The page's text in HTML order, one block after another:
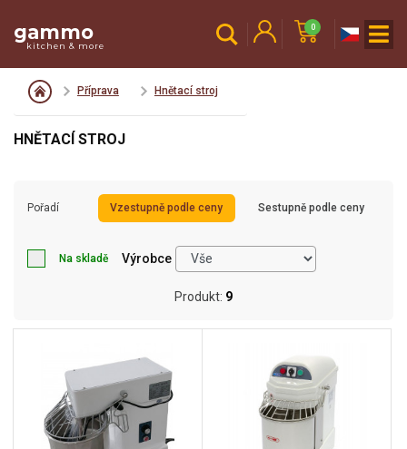
gammo
kitchen & more
0
Příprava Hnětací stroj
HNĚTACÍ STROJ
Pořadí Vzestupně podle ceny Sestupně podle ceny
Na skladě Výrobce
Produkt: 9